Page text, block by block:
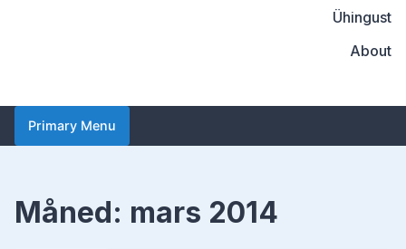
Ühingust
About
Primary Menu
Måned: mars 2014